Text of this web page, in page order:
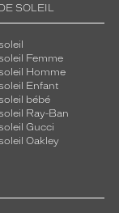
SOLEIL
Femme
Homme
Enfant
bébé
Ray-Ban
Gucci
Oakley